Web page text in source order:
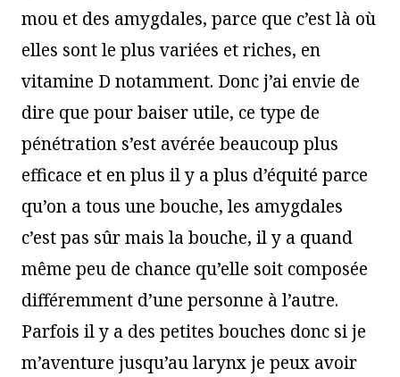
mou et des amygdales, parce que c’est là où
elles sont le plus variées et riches, en
vitamine D notamment. Donc j’ai envie de
dire que pour baiser utile, ce type de
pénétration s’est avérée beaucoup plus
efficace et en plus il y a plus d’équité parce
qu’on a tous une bouche, les amygdales
c’est pas sûr mais la bouche, il y a quand
même peu de chance qu’elle soit composée
différemment d’une personne à l’autre.
Parfois il y a des petites bouches donc si je
m’aventure jusqu’au larynx je peux avoir